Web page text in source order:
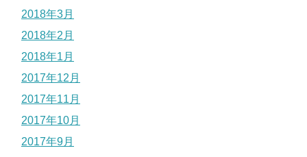
2018年3月
2018年2月
2018年1月
2017年12月
2017年11月
2017年10月
2017年9月